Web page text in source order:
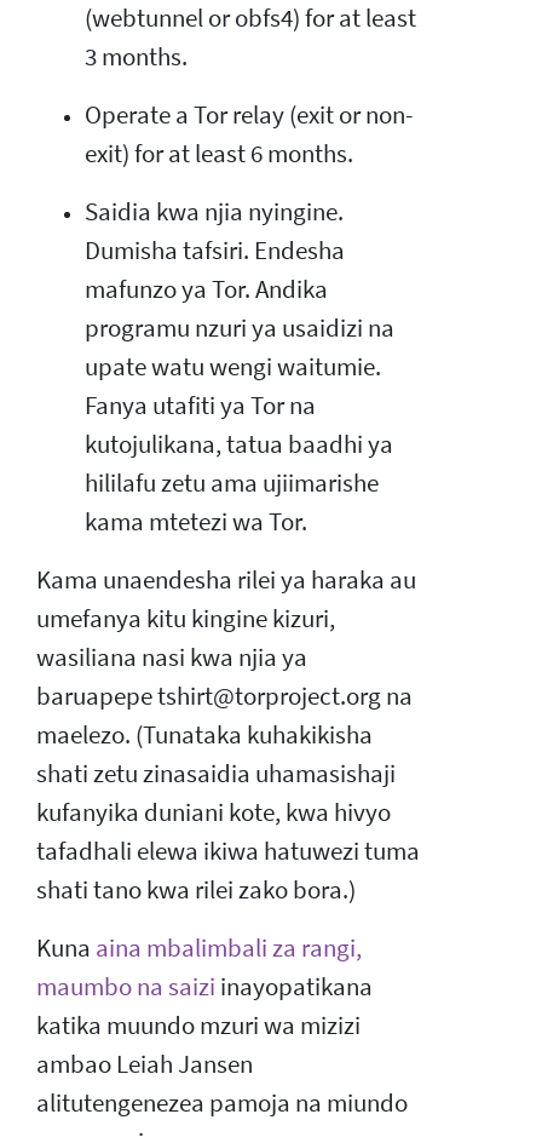
(webtunnel or obfs4) for at least
3 months.
Operate a Tor relay (exit or non-
exit) for at least 6 months.
Saidia kwa njia nyingine.
Dumisha tafsiri. Endesha
mafunzo ya Tor. Andika
programu nzuri ya usaidizi na
upate watu wengi waitumie.
Fanya utafiti ya Tor na
kutojulikana, tatua baadhi ya
hililafu zetu ama ujiimarishe
kama mtetezi wa Tor.
Kama unaendesha rilei ya haraka au
umefanya kitu kingine kizuri,
wasiliana nasi kwa njia ya
baruapepe tshirt@torproject.org na
maelezo. (Tunataka kuhakikisha
shati zetu zinasaidia uhamasishaji
kufanyika duniani kote, kwa hivyo
tafadhali elewa ikiwa hatuwezi tuma
shati tano kwa rilei zako bora.)
Kuna aina mbalimbali za rangi,
maumbo na saizi inayopatikana
katika muundo mzuri wa mizizi
ambao Leiah Jansen
alitutengenezea pamoja na miundo